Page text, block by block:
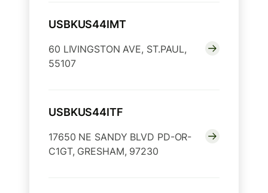
USBKUS44IMT
60 LIVINGSTON AVE, ST.PAUL,
55107
USBKUS44ITF
17650 NE SANDY BLVD PD-OR-
C1GT, GRESHAM, 97230